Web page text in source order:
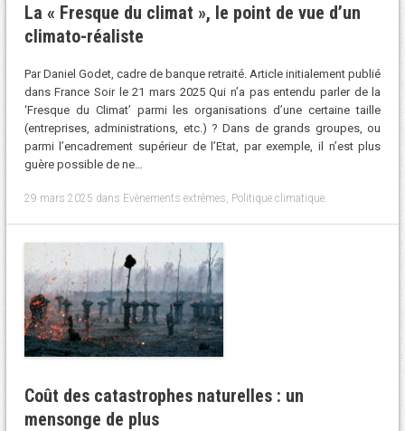
La « Fresque du climat », le point de vue d’un
climato-réaliste
Par Daniel Godet, cadre de banque retraité. Article initialement publié
dans France Soir le 21 mars 2025 Qui n’a pas entendu parler de la
‘Fresque du Climat’ parmi les organisations d’une certaine taille
(entreprises, administrations, etc.) ? Dans de grands groupes, ou
parmi l’encadrement supérieur de l’Etat, par exemple, il n’est plus
guère possible de ne…
29 mars 2025 dans Evènements extrêmes Politique climatique.
Coût des catastrophes naturelles : un
mensonge de plus